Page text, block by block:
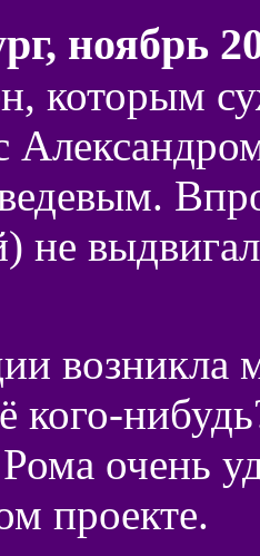
ноябрь
которым
не
кого-
очень
проекте.